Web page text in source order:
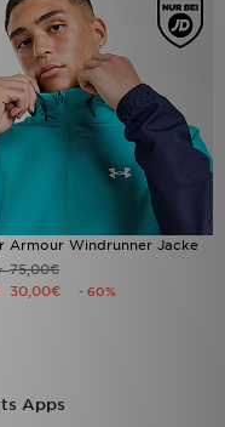
Armour Windrunner Jacke
75,00€
30,00€ - 60%
Apps